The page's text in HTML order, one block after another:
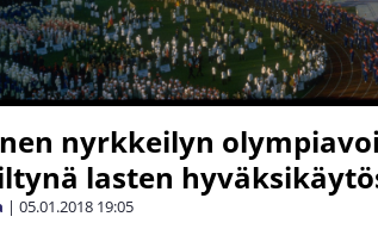
nyrkkeilyn
lasten
| 05.01.2018 19:05